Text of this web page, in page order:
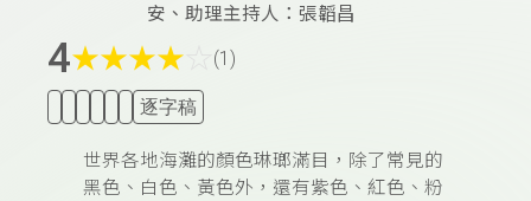
安、助理主持人：張韜昌
4★★★★ (1)
逐字稿
世界各地海灘的顏色琳瑯滿目，除了常見的
黑色、白色、黃色外，還有紫色、紅色、粉